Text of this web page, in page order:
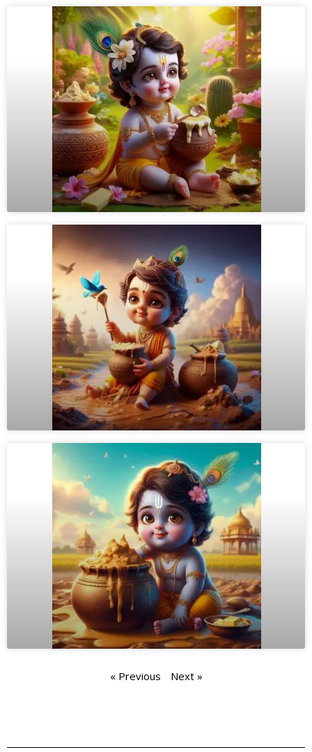
« Previous Next »